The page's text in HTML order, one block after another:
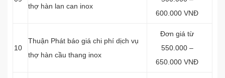
thợ hàn lan can inox
600.000 VNĐ
10
Thuận Phát báo giá chi phí dịch vụ
thợ hàn cầu thang inox
Đơn giá từ
550.000 –
650.000 VNĐ